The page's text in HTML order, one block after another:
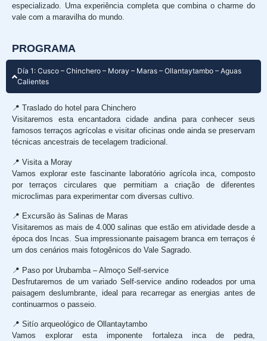
especializado. Uma experiência completa que combina o charme do
vale com a maravilha do mundo.
PROGRAMA
Día 1: Cusco – Chinchero – Moray – Maras – Ollantaytambo – Aguas
Calientes
📍 Traslado do hotel para Chinchero
Visitaremos esta encantadora cidade andina para conhecer seus
famosos terraços agrícolas e visitar oficinas onde ainda se preservam
técnicas ancestrais de tecelagem tradicional.
📍 Visita a Moray
Vamos explorar este fascinante laboratório agrícola inca, composto
por terraços circulares que permitiam a criação de diferentes
microclimas para experimentar com diversas cultivo.
📍 Excursão às Salinas de Maras
Visitaremos as mais de 4.000 salinas que estão em atividade desde a
época dos Incas. Sua impressionante paisagem branca em terraços é
um dos cenários mais fotogênicos do Vale Sagrado.
📍 Paso por Urubamba – Almoço Self-service
Desfrutaremos de um variado Self-service andino rodeados por uma
paisagem deslumbrante, ideal para recarregar as energias antes de
continuarmos o passeio.
📍 Sitío arqueológico de Ollantaytambo
Vamos explorar esta imponente fortaleza inca de pedra,